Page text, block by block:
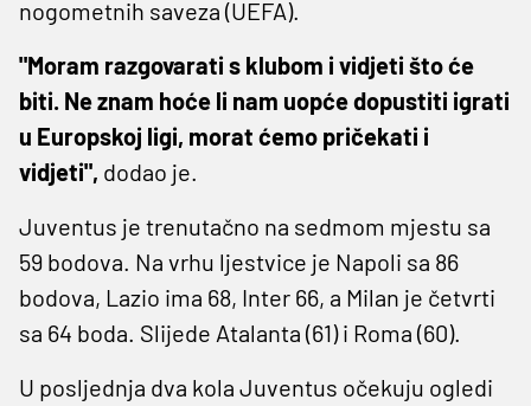
nogometnih saveza (UEFA).
"Moram razgovarati s klubom i vidjeti što će
biti. Ne znam hoće li nam uopće dopustiti igrati
u Europskoj ligi, morat ćemo pričekati i
vidjeti", dodao je.
Juventus je trenutačno na sedmom mjestu sa
59 bodova. Na vrhu ljestvice je Napoli sa 86
bodova, Lazio ima 68, Inter 66, a Milan je četvrti
sa 64 boda. Slijede Atalanta (61) i Roma (60).
U posljednja dva kola Juventus očekuju ogledi